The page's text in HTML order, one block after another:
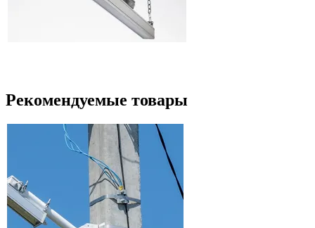
Рекомендуемые товары